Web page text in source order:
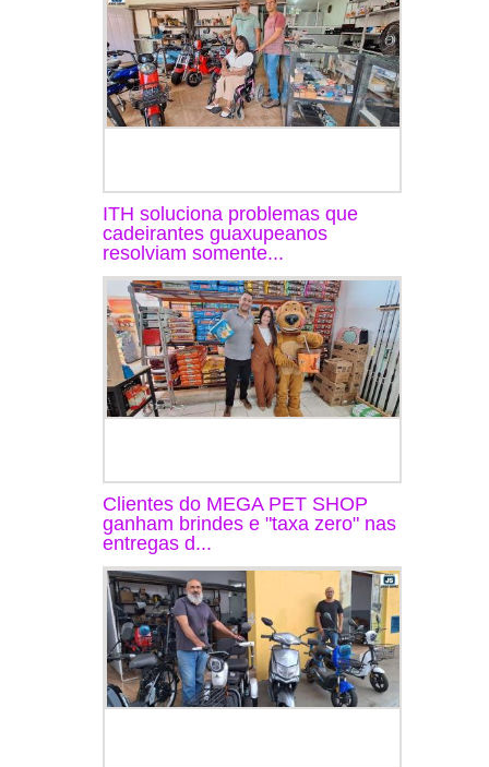
ITH soluciona problemas que
cadeirantes guaxupeanos
resolviam somente...
Clientes do MEGA PET SHOP
ganham brindes e "taxa zero" nas
entregas d...